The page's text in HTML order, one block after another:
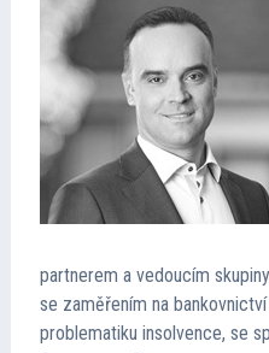
partnerem a vedoucím
se zaměřením na
problematiku insolvence, se